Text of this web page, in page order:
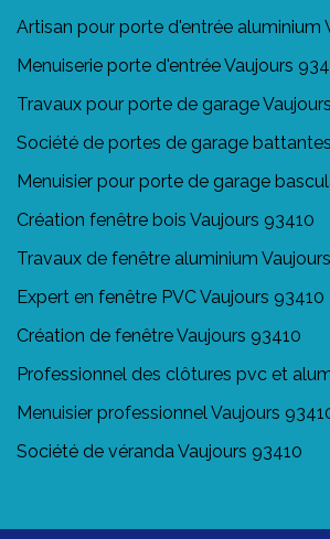
Artisan pour porte d'entrée aluminium
Menuiserie porte d'entrée Vaujours
Travaux pour porte de garage
Société de portes de garage
Menuisier pour porte de garage
Création fenêtre bois Vaujours 93410
Travaux de fenêtre aluminium
Expert en fenêtre PVC Vaujours 93410
Création de fenêtre Vaujours 93410
Professionnel des clôtures pvc et
Menuisier professionnel Vaujours
Société de véranda Vaujours 93410